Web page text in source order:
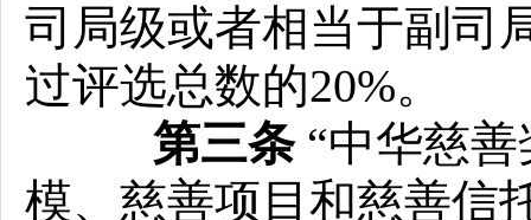
司局级或者相当于副司
过评选总数的20%。
第三条“中华慈善
模、慈善项目和慈善信